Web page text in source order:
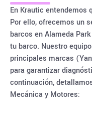
En Krautic entendemos
Por ello, ofrecemos un
barcos en Alameda
tu barco. Nuestro
principales marcas
para garantizar
continuación,
Mecánica y Motores: